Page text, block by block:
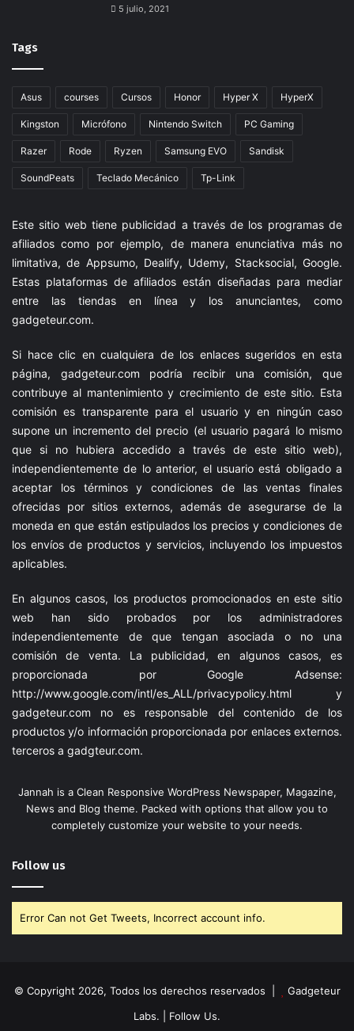
5 julio, 2021
Tags
Asus courses Cursos Honor Hyper X HyperX
Kingston Micrófono Nintendo Switch PC Gaming
Razer Rode Ryzen Samsung EVO Sandisk
SoundPeats Teclado Mecánico Tp-Link
Este sitio web tiene publicidad a través de los programas de
afiliados como por ejemplo, de manera enunciativa más no
limitativa, de Appsumo, Dealify, Udemy, Stacksocial, Google.
Estas plataformas de afiliados están diseñadas para mediar
entre las tiendas en línea y los anunciantes, como
gadgeteur.com.
Si hace clic en cualquiera de los enlaces sugeridos en esta
página, gadgeteur.com podría recibir una comisión, que
contribuye al mantenimiento y crecimiento de este sitio. Esta
comisión es transparente para el usuario y en ningún caso
supone un incremento del precio (el usuario pagará lo mismo
que si no hubiera accedido a través de este sitio web),
independientemente de lo anterior, el usuario está obligado a
aceptar los términos y condiciones de las ventas finales
ofrecidas por sitios externos, además de asegurarse de la
moneda en que están estipulados los precios y condiciones de
los envíos de productos y servicios, incluyendo los impuestos
aplicables.
En algunos casos, los productos promocionados en este sitio
web han sido probados por los administradores
independientemente de que tengan asociada o no una
comisión de venta. La publicidad, en algunos casos, es
proporcionada por Google Adsense:
http://www.google.com/intl/es_ALL/privacypolicy.html y
gadgeteur.com no es responsable del contenido de los
productos y/o información proporcionada por enlaces externos.
terceros a gadgteur.com.
Jannah is a Clean Responsive WordPress Newspaper, Magazine,
News and Blog theme. Packed with options that allow you to
completely customize your website to your needs.
Follow us
Error Can not Get Tweets, Incorrect account info.
© Copyright 2026, Todos los derechos reservados |
Gadgeteur
Labs. | Follow Us.